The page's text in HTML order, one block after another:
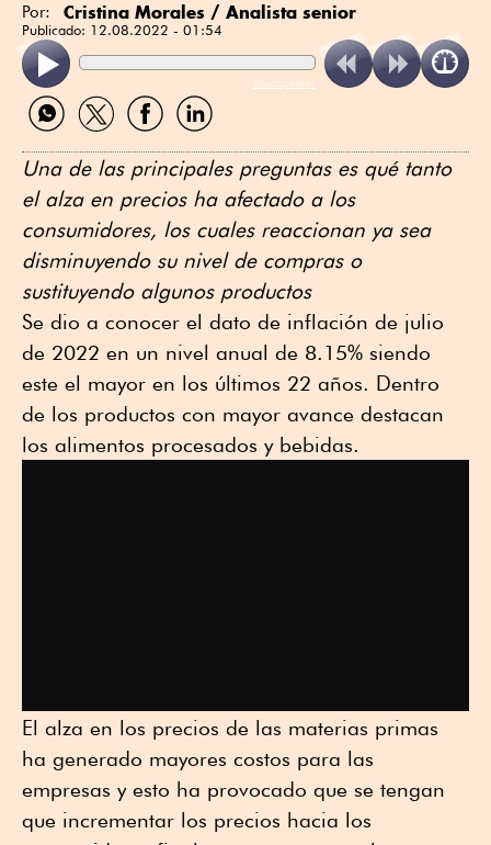
Por: Cristina Morales / Analista senior
Publicado: 12.08.2022 - 01:54
ReadSpeaker
Compartir
por
Compartir
por
Compartir
por
Compartir
por
Una de las principales preguntas es qué tanto
el alza en precios ha afectado a los
consumidores, los cuales reaccionan ya sea
disminuyendo su nivel de compras o
sustituyendo algunos productos
Se dio a conocer el dato de inflación de julio
de 2022 en un nivel anual de 8.15% siendo
este el mayor en los últimos 22 años. Dentro
de los productos con mayor avance destacan
los alimentos procesados y bebidas.
El alza en los precios de las materias primas
ha generado mayores costos para las
empresas y esto ha provocado que se tengan
que incrementar los precios hacia los